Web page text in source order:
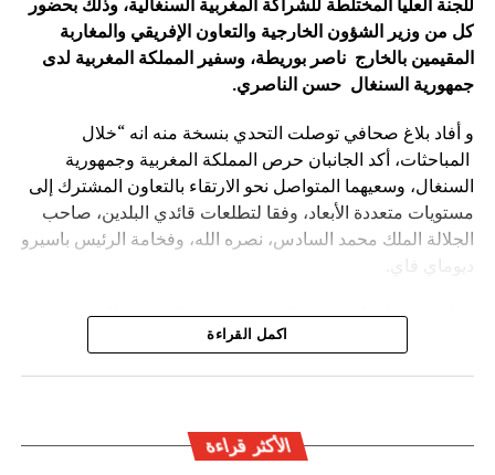
الصورة: منتدى التعاون الصيني-الإفريقي، بكين — المصدر: ويكيميديا كومنز
(رخصة CC BY-SA 4.0).
كل من وزير الشؤون الخارجية والتعاون الإفريقي والمغاربة
المقيمين بالخارج ناصر بوريطة، وسفير المملكة المغربية لدى
جمهورية السنغال حسن الناصري.
و أفاد بلاغ صحافي توصلت التحدي بنسخة منه انه “خلال
المباحثات، أكد الجانبان حرص المملكة المغربية وجمهورية
السنغال، وسعيهما المتواصل نحو الارتقاء بالتعاون المشترك إلى
مستويات متعددة الأبعاد، وفقا لتطلعات قائدي البلدين، صاحب
الجلالة الملك محمد السادس، نصره الله، وفخامة الرئيس باسيرو
كما شدد الطرفان يضيف البلاغ ” على أن المغرب والسنغال
سيظلان وفيّين لروح الأخوة والتضامن والاحترام التي كرسها كل
اكمل القراءة
الأكثر قراءة